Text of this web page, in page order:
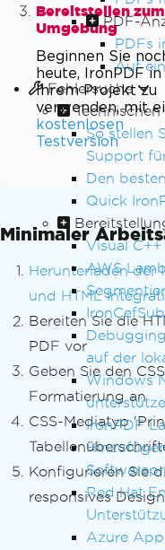
PDF-
PDFs
Auf
Fehlersuche
So stellen
Support
Den
Quick
Visual
AWS
auf der
Windows
IronPDF
Red Hat
Azure
Bereitstellen
Umgebung
Beginnen Sie
heute, IronPDF in
Ihrem Projekt zu
verwenden, mit
kostenlosen
Testversion
Minimaler
Herunterladen der
und HTML
Bereiten Sie die
PDF vor
Geben Sie den
Formatierung an
CSS-Mediatyp
Konfigurieren Sie
responsives Design